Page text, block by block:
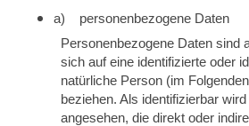
a) personenbezogene Daten
Personenbezogene Daten sind
sich auf eine identifizierte oder
natürliche Person (im
beziehen. Als identifizierbar
angesehen, die direkt oder